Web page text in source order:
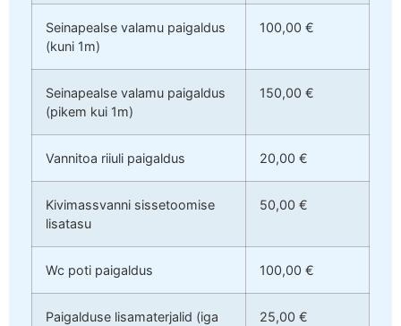
Seinapealse valamu paigaldus
(kuni 1m)
100,00 €
Seinapealse valamu paigaldus
(pikem kui 1m)
150,00 €
Vannitoa riiuli paigaldus 20,00 €
Kivimassvanni sissetoomise
lisatasu
50,00 €
Wc poti paigaldus 100,00 €
Paigalduse lisamaterjalid (iga
25,00 €